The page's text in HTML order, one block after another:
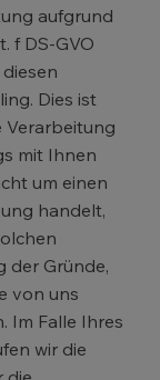
aufgrund
f DS-GVO
Dies ist
Verarbeitung
mit Ihnen
um einen
handelt,
der Gründe,
von uns
Im Falle Ihres
wir die